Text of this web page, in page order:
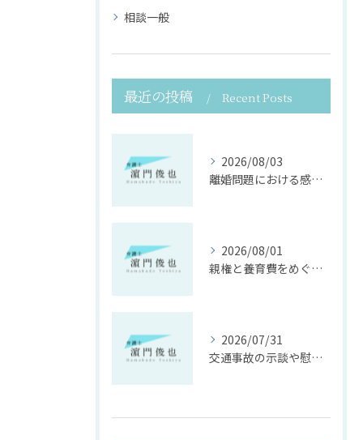
相談一般
最近の投稿 Recent Posts
2026/08/03
離婚問題における感情面に配慮した誠実な法律サポート
2026/08/01
親権と養育費をめぐる法律支援の重要性
2026/07/31
交通事故の示談や慰謝料算定の具体的手法